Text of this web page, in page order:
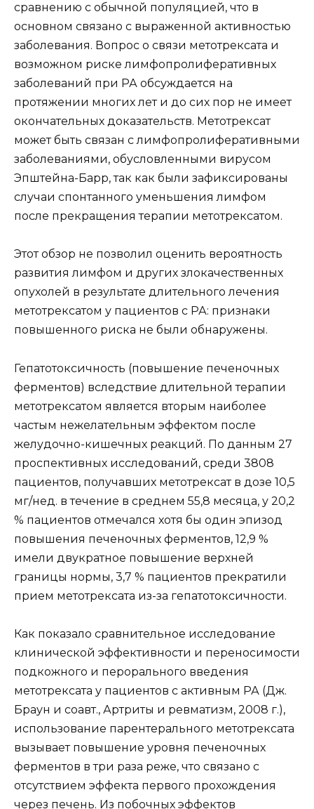
сравнению с обычной популяцией, что в
основном связано с выраженной активностью
заболевания. Вопрос о связи метотрексата и
возможном риске лимфопролиферативных
заболеваний при РА обсуждается на
протяжении многих лет и до сих пор не имеет
окончательных доказательств. Метотрексат
может быть связан с лимфопролиферативными
заболеваниями, обусловленными вирусом
Эпштейна-Барр, так как были зафиксированы
случаи спонтанного уменьшения лимфом
после прекращения терапии метотрексатом.
Этот обзор не позволил оценить вероятность
развития лимфом и других злокачественных
опухолей в результате длительного лечения
метотрексатом у пациентов с РА: признаки
повышенного риска не были обнаружены.
Гепатотоксичность (повышение печеночных
ферментов) вследствие длительной терапии
метотрексатом является вторым наиболее
частым нежелательным эффектом после
желудочно-кишечных реакций. По данным 27
проспективных исследований, среди 3808
пациентов, получавших метотрексат в дозе 10,5
мг/нед. в течение в среднем 55,8 месяца, у 20,2
% пациентов отмечался хотя бы один эпизод
повышения печеночных ферментов, 12,9 %
имели двукратное повышение верхней
границы нормы, 3,7 % пациентов прекратили
прием метотрексата из-за гепатотоксичности.
Как показало сравнительное исследование
клинической эффективности и переносимости
подкожного и перорального введения
метотрексата у пациентов с активным РА (Дж.
Браун и соавт., Артриты и ревматизм, 2008 г.),
использование парентерального метотрексата
вызывает повышение уровня печеночных
ферментов в три раза реже, что связано с
отсутствием эффекта первого прохождения
через печень. Из побочных эффектов